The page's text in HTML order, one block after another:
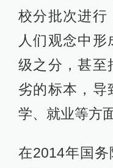
校分批次进行
人们观念中
级之分，甚至
劣的标本，导
学、就业等方
在2014年国